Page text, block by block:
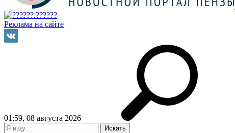
Реклама на сайте
01:59, 08 августа 2026